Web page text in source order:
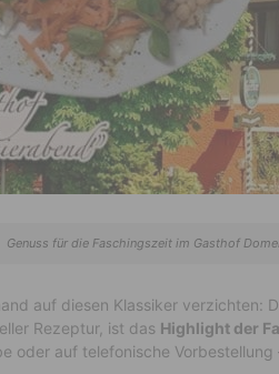
Genuss für die Faschingszeit im Gasthof
auf diesen Klassiker verzichten:
Rezeptur, ist das Highlight der
oder auf telefonische